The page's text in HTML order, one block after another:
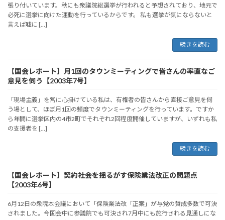
張り付いています。秋にも衆議院総選挙が行われると予想されており、地元で
必死に選挙に向けた運動を行っているからです。 私も選挙が気にならないと
言えば嘘に […]
続きを読む
【国会レポート】月1回のタウンミーティングで皆さんの率直なご
意見を伺う【2003年7号】
「現場主義」を常に心掛けている私は、有権者の皆さんから直接ご意見を伺
う場として、ほぼ月1回の頻度でタウンミーティングを行っています。ですか
ら年間に選挙区内の4市2町でそれぞれ2回程度開催していますが、いずれも私
の支援者を […]
続きを読む
【国会レポート】契約社会を揺るがす保険業法改正の問題点
【2003年6号】
6月12日の衆院本会議において「保険業法改「正案」が与党の賛成多数で可決
されました。今国会中に参議院でも可決され7月中にも施行される見通しにな